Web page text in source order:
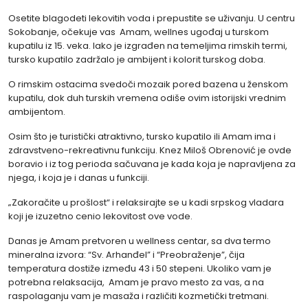
Osetite blagodeti lekovitih voda i prepustite se uživanju. U centru
Sokobanje, očekuje vas Amam, wellnes ugođaj u turskom
kupatilu iz 15. veka. Iako je izgrađen na temeljima rimskih termi,
tursko kupatilo zadržalo je ambijent i kolorit turskog doba.
O rimskim ostacima svedoči mozaik pored bazena u ženskom
kupatilu, dok duh turskih vremena odiše ovim istorijski vrednim
ambijentom.
Osim što je turistički atraktivno, tursko kupatilo ili Amam ima i
zdravstveno-rekreativnu funkciju. Knez Miloš Obrenović je ovde
boravio i iz tog perioda sačuvana je kada koja je napravljena za
njega, i koja je i danas u funkciji.
„Zakoračite u prošlost“ i relaksirajte se u kadi srpskog vladara
koji je izuzetno cenio lekovitost ove vode.
Danas je Amam pretvoren u wellness centar, sa dva termo
mineralna izvora: “Sv. Arhanđel” i “Preobraženje”, čija
temperatura dostiže između 43 i 50 stepeni. Ukoliko vam je
potrebna relaksacija, Amam je pravo mesto za vas, a na
raspolaganju vam je masaža i različiti kozmetički tretmani.